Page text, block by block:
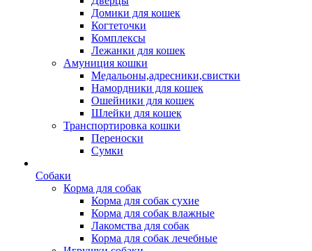
Домики для кошек
Когтеточки
Комплексы
Лежанки для кошек
Амуниция кошки
Медальоны,адресники,свистки
Намордники для кошек
Ошейники для кошек
Шлейки для кошек
Транспортировка кошки
Переноски
Сумки
Собаки
Корма для собак
Корма для собак сухие
Корма для собак влажные
Лакомства для собак
Корма для собак лечебные